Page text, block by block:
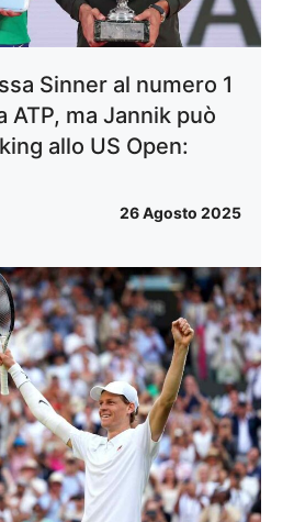
Sinner al numero 1
ATP, ma Jannik può
allo US Open:
26 Agosto 2025